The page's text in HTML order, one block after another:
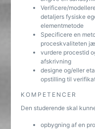
Verificere/
detaljers fysiske
elementmetode
Specificere en
proceskvaliteten
vurdere procestid
afskrivning
designe og/eller
opstilling til
KOMPETENCER
Den studerende skal
opbygning af en